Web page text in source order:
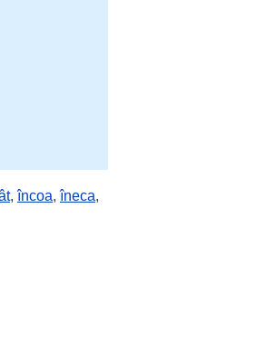
,încoa,îneca,